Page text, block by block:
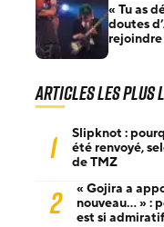
« Tu as
doutes
Articles les plus
1
Slipknot :
été renvoyé,
de TMZ
2
« Gojira a
nouveau… » :
est si